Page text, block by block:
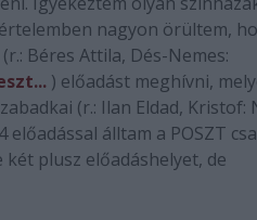
nagyon örültem,
Béres Attila, Dés-Nemes:
) előadást meghívni,
(r.: Ilan Eldad, Kristof:
álltam a POSZT
plusz előadáshelyet, de